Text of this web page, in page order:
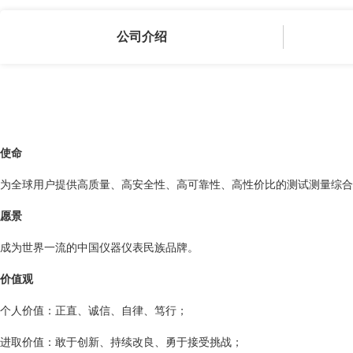
公司介绍
使命
为全球用户提供高质量、高安全性、高可靠性、高性价比的测试测量综
愿景
成为世界一流的中国仪器仪表民族品牌。
价值观
个人价值：正直、诚信、自律、笃行；
进取价值：敢于创新、持续改良、勇于接受挑战；